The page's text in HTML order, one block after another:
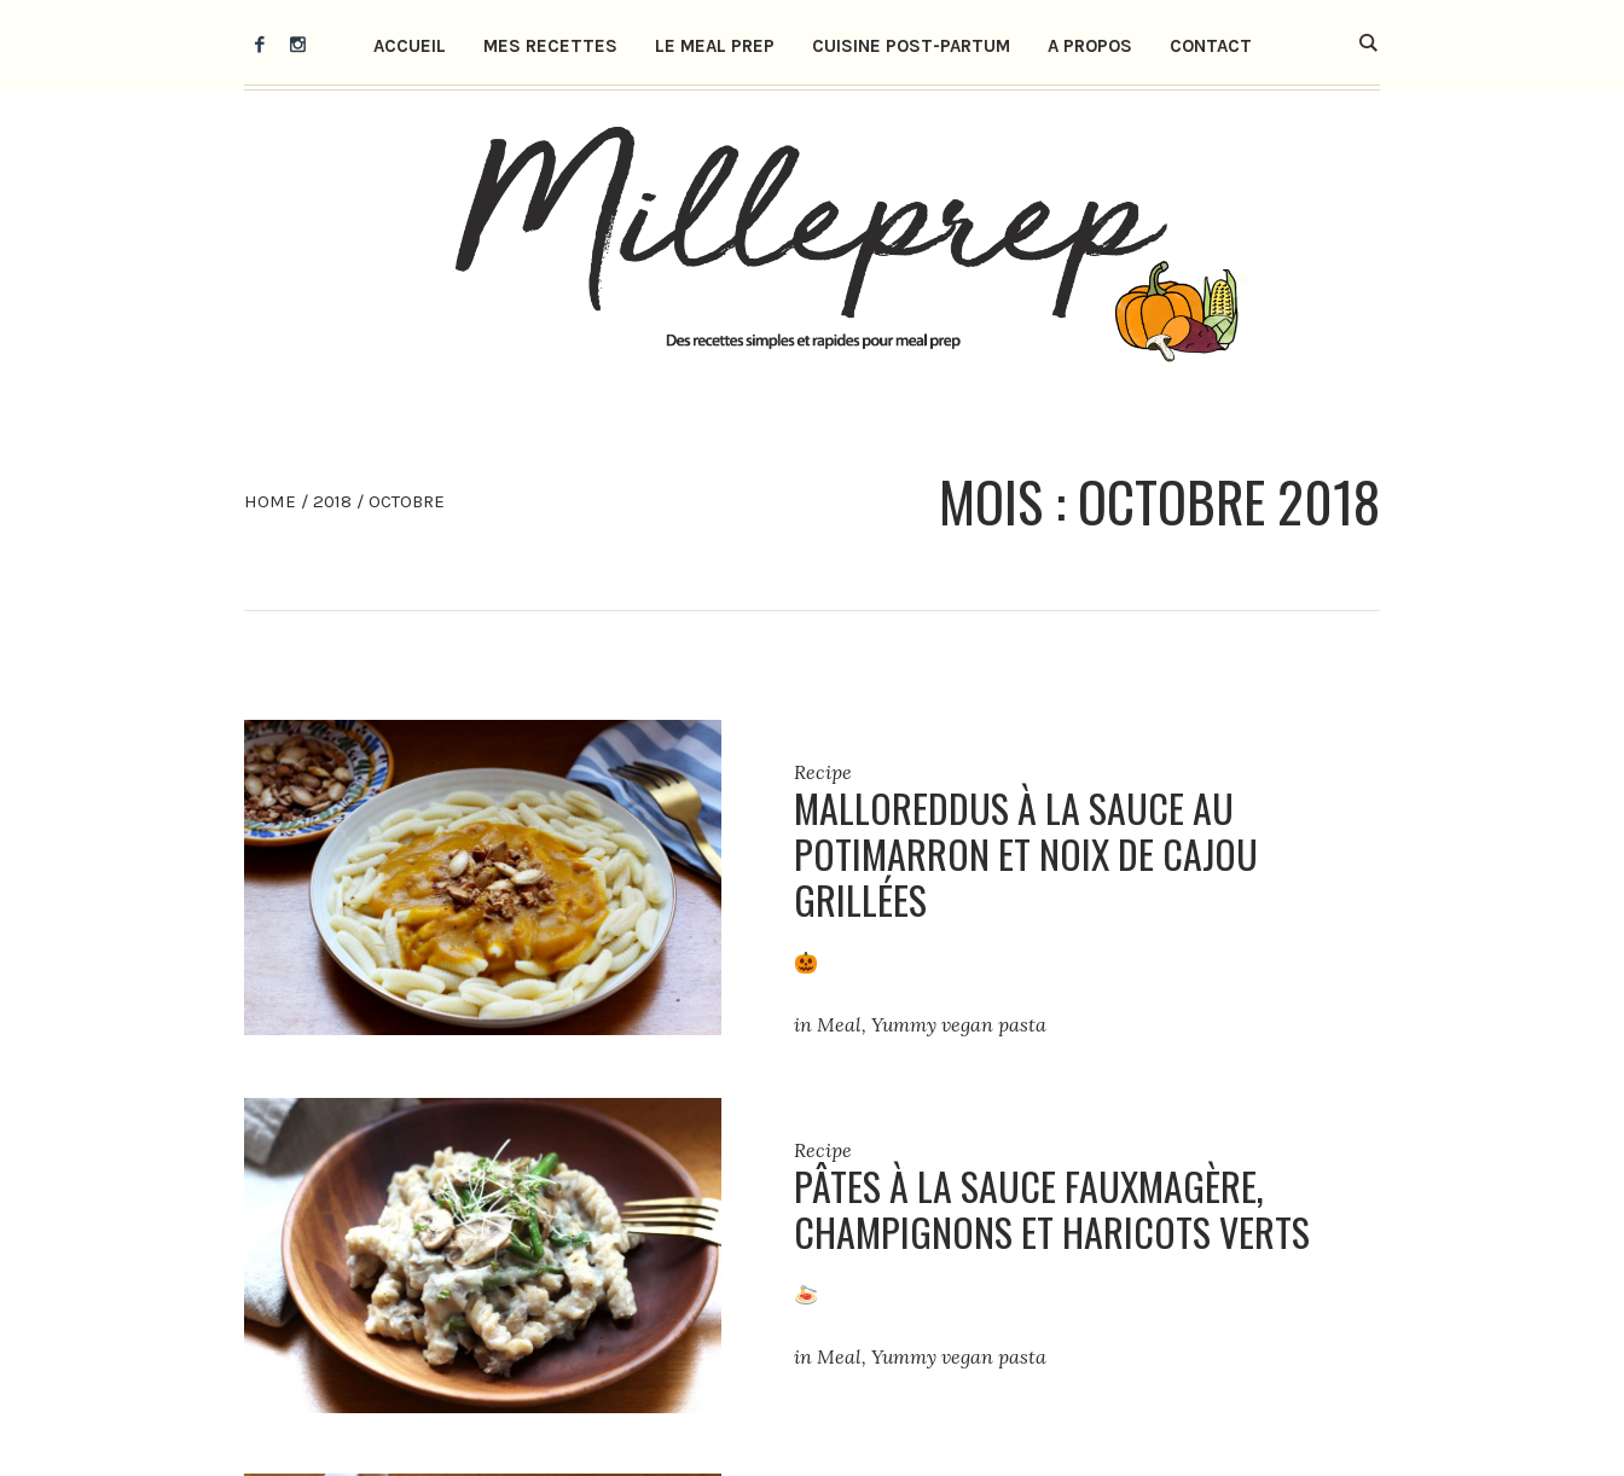
ACCUEIL MES RECETTES LE MEAL PREP CUISINE POST-PARTUM A PROPOS CONTACT
MOIS :OCTOBRE 2018
HOME / 2018 / OCTOBRE
Recipe
MALLOREDDUS À LA SAUCE AU
POTIMARRON ET NOIX DE CAJOU
GRILLÉES
in Meal, Yummy vegan pasta
Recipe
PÂTES À LA SAUCE FAUXMAGÈRE,
CHAMPIGNONS ET HARICOTS VERTS
in Meal, Yummy vegan pasta